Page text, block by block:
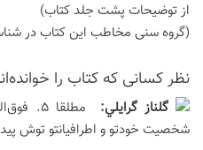
از توضیحات پشت جلد کتاب)
(گروه سنی مخاطب این کتاب در
نظر كسانی كه كتاب را
گلناز گرايلي:
مطلقا
شخصيت خودتو و اطرافيانتو توش